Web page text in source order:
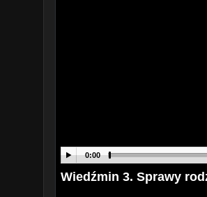
0:00
Wiedźmin 3. Sprawy